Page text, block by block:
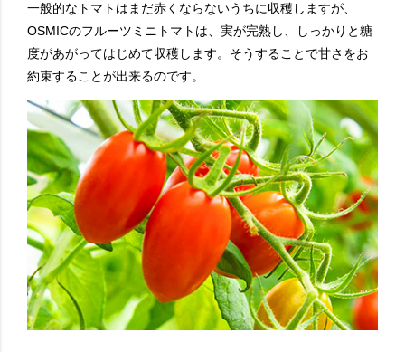
一般的なトマトはまだ赤くならないうちに収穫しますが、
OSMICのフルーツミニトマトは、実が完熟し、しっかりと糖
度があがってはじめて収穫します。そうすることで甘さをお
約束することが出来るのです。